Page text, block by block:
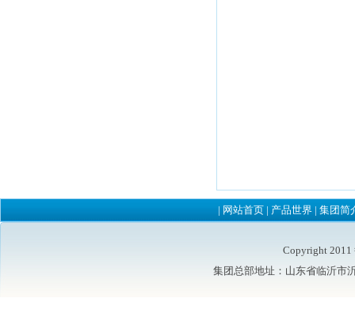
| 网站首页 | 产品世界 | 集团简
Copyright
集团总部地址：山东省临沂市